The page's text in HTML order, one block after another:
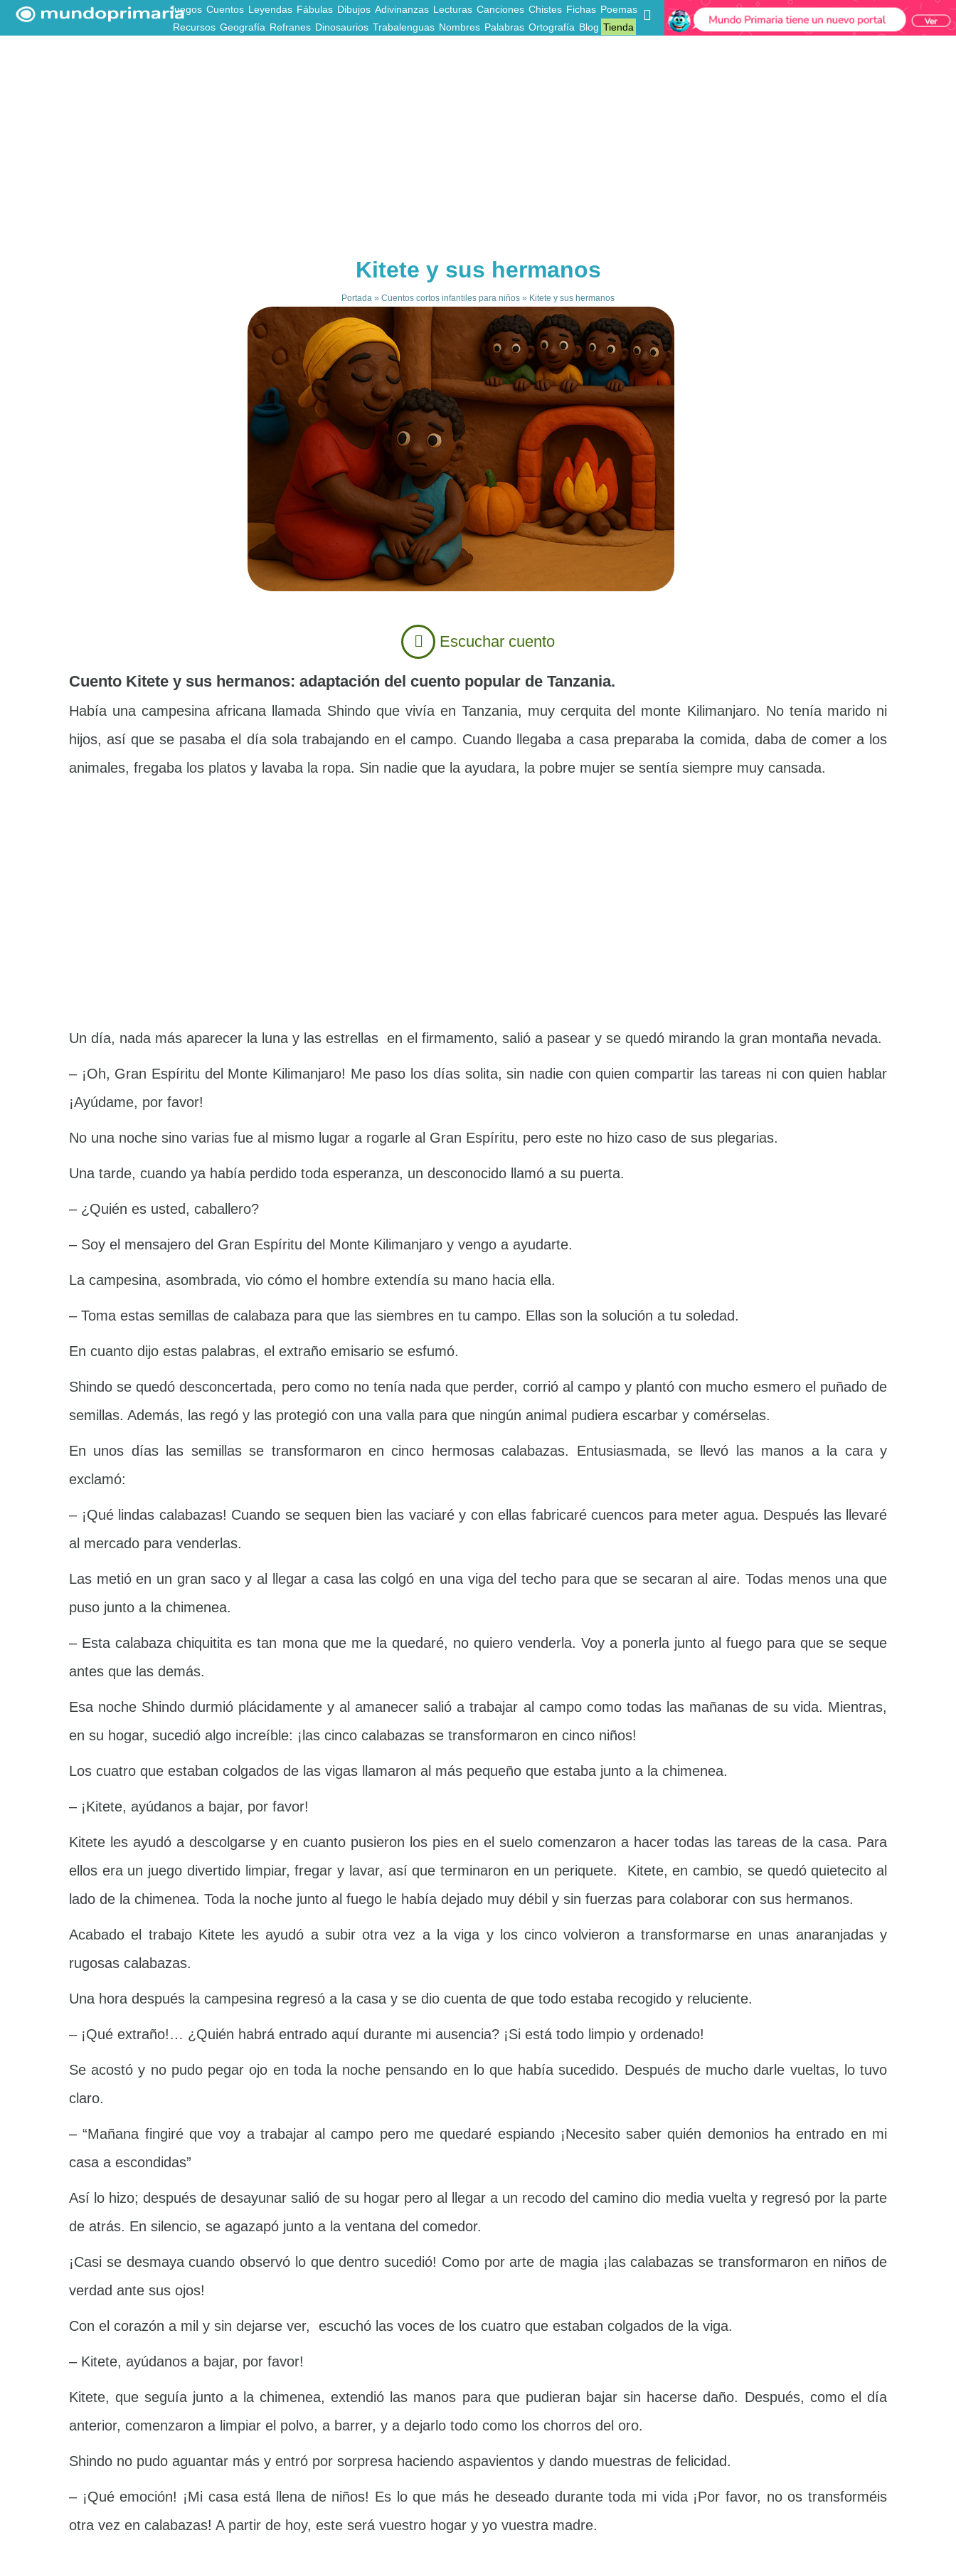
Juegos Cuentos Leyendas Fábulas Dibujos Adivinanzas Lecturas Canciones Chistes Fichas Poemas
Recursos Geografía Refranes Dinosaurios Trabalenguas Nombres Palabras Ortografía Blog Tienda
Kitete y sus hermanos
Portada » Cuentos cortos infantiles para niños » Kitete y sus hermanos
Escuchar cuento
Cuento Kitete y sus hermanos: adaptación del cuento popular de Tanzania.
Había una campesina africana llamada Shindo que vivía en Tanzania, muy cerquita del monte Kilimanjaro. No tenía marido ni
hijos, así que se pasaba el día sola trabajando en el campo. Cuando llegaba a casa preparaba la comida, daba de comer a los
animales, fregaba los platos y lavaba la ropa. Sin nadie que la ayudara, la pobre mujer se sentía siempre muy cansada.
Un día, nada más aparecer la luna y las estrellas en el firmamento, salió a pasear y se quedó mirando la gran montaña nevada.
– ¡Oh, Gran Espíritu del Monte Kilimanjaro! Me paso los días solita, sin nadie con quien compartir las tareas ni con quien hablar
¡Ayúdame, por favor!
No una noche sino varias fue al mismo lugar a rogarle al Gran Espíritu, pero este no hizo caso de sus plegarias.
Una tarde, cuando ya había perdido toda esperanza, un desconocido llamó a su puerta.
– ¿Quién es usted, caballero?
– Soy el mensajero del Gran Espíritu del Monte Kilimanjaro y vengo a ayudarte.
La campesina, asombrada, vio cómo el hombre extendía su mano hacia ella.
– Toma estas semillas de calabaza para que las siembres en tu campo. Ellas son la solución a tu soledad.
En cuanto dijo estas palabras, el extraño emisario se esfumó.
Shindo se quedó desconcertada, pero como no tenía nada que perder, corrió al campo y plantó con mucho esmero el puñado de
semillas. Además, las regó y las protegió con una valla para que ningún animal pudiera escarbar y comérselas.
En unos días las semillas se transformaron en cinco hermosas calabazas. Entusiasmada, se llevó las manos a la cara y
exclamó:
– ¡Qué lindas calabazas! Cuando se sequen bien las vaciaré y con ellas fabricaré cuencos para meter agua. Después las llevaré
al mercado para venderlas.
Las metió en un gran saco y al llegar a casa las colgó en una viga del techo para que se secaran al aire. Todas menos una que
puso junto a la chimenea.
– Esta calabaza chiquitita es tan mona que me la quedaré, no quiero venderla. Voy a ponerla junto al fuego para que se seque
antes que las demás.
Esa noche Shindo durmió plácidamente y al amanecer salió a trabajar al campo como todas las mañanas de su vida. Mientras,
en su hogar, sucedió algo increíble: ¡las cinco calabazas se transformaron en cinco niños!
Los cuatro que estaban colgados de las vigas llamaron al más pequeño que estaba junto a la chimenea.
– ¡Kitete, ayúdanos a bajar, por favor!
Kitete les ayudó a descolgarse y en cuanto pusieron los pies en el suelo comenzaron a hacer todas las tareas de la casa. Para
ellos era un juego divertido limpiar, fregar y lavar, así que terminaron en un periquete. Kitete, en cambio, se quedó quietecito al
lado de la chimenea. Toda la noche junto al fuego le había dejado muy débil y sin fuerzas para colaborar con sus hermanos.
Acabado el trabajo Kitete les ayudó a subir otra vez a la viga y los cinco volvieron a transformarse en unas anaranjadas y
rugosas calabazas.
Una hora después la campesina regresó a la casa y se dio cuenta de que todo estaba recogido y reluciente.
– ¡Qué extraño!… ¿Quién habrá entrado aquí durante mi ausencia? ¡Si está todo limpio y ordenado!
Se acostó y no pudo pegar ojo en toda la noche pensando en lo que había sucedido. Después de mucho darle vueltas, lo tuvo
claro.
– “Mañana fingiré que voy a trabajar al campo pero me quedaré espiando ¡Necesito saber quién demonios ha entrado en mi
casa a escondidas”
Así lo hizo; después de desayunar salió de su hogar pero al llegar a un recodo del camino dio media vuelta y regresó por la parte
de atrás. En silencio, se agazapó junto a la ventana del comedor.
¡Casi se desmaya cuando observó lo que dentro sucedió! Como por arte de magia ¡las calabazas se transformaron en niños de
verdad ante sus ojos!
Con el corazón a mil y sin dejarse ver, escuchó las voces de los cuatro que estaban colgados de la viga.
– Kitete, ayúdanos a bajar, por favor!
Kitete, que seguía junto a la chimenea, extendió las manos para que pudieran bajar sin hacerse daño. Después, como el día
anterior, comenzaron a limpiar el polvo, a barrer, y a dejarlo todo como los chorros del oro.
Shindo no pudo aguantar más y entró por sorpresa haciendo aspavientos y dando muestras de felicidad.
– ¡Qué emoción! ¡Mi casa está llena de niños! Es lo que más he deseado durante toda mi vida ¡Por favor, no os transforméis
otra vez en calabazas! A partir de hoy, este será vuestro hogar y yo vuestra madre.